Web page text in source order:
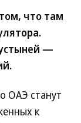
что там
—
ОАЭ станут
к